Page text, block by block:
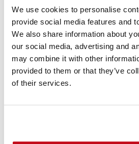
We use cookies to personalise
provide social media features and
We also share information about
our social media, advertising and
may combine it with other
provided to them or that they’ve
of their services.
El producto
para cada
Moisture Control Portfolio de
última tecnología de cloruro de
ofrecer la mejor absorción del
exteriores garantiza su